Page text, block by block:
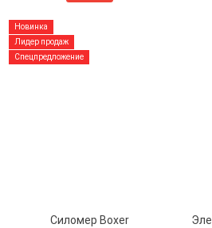
Новинка
Лидер продаж
Спецпредложение
Силомер Boxer